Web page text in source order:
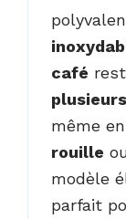
café
même
rouille
modèle
parfait